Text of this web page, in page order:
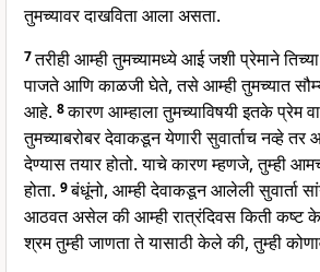
तुमच्यावर दाखविता आला असता.
7तरीही आम्ही तुमच्यामध्ये आई जशी प्रेमाने
पाजते आणि काळजी घेते, तसे आम्ही तुमच्यात
आहे. 8कारण आम्हाला तुमच्याविषयी इतके प्रेम
तुमच्याबरोबर देवाकडून येणारी सुवार्ताच नव्हे
देण्यास तयार होतो. याचे कारण म्हणजे, तुम्ही
होता. 9बंधूंनो, आम्ही देवाकडून आलेली सुवार्ता
आठवत असेल की आम्ही रात्रंदिवस किती
श्रम तुम्ही जाणता ते यासाठी केले की, तुम्ही